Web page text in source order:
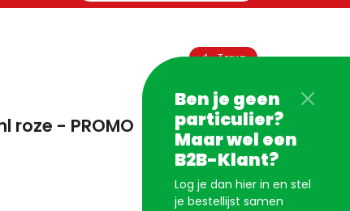
Ben je geen
particulier?
Maar wel een
B2B-Klant?
Log je dan hier in en stel
je bestellijst samen
Terug
roze - PROMO